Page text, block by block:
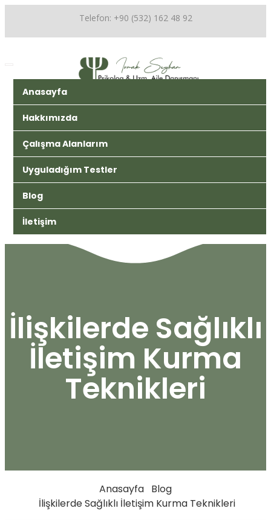
Telefon: +90 (532) 162 48 92
Anasayfa
Hakkımızda
Çalışma Alanlarım
Uyguladığım Testler
Blog
İletişim
İlişkilerde Sağlıklı
İletişim Kurma
Teknikleri
Anasayfa Blog
İlişkilerde Sağlıklı İletişim Kurma Teknikleri